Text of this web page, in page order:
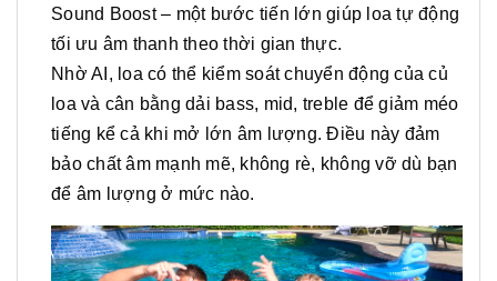
Sound Boost – một bước tiến lớn giúp loa tự động
tối ưu âm thanh theo thời gian thực.
Nhờ AI, loa có thể kiểm soát chuyển động của củ
loa và cân bằng dải bass, mid, treble để giảm méo
tiếng kể cả khi mở lớn âm lượng. Điều này đảm
bảo chất âm mạnh mẽ, không rè, không vỡ dù bạn
để âm lượng ở mức nào.